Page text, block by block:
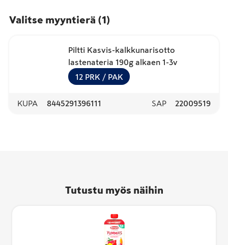
Valitse myyntierä (1 )
Piltti Kasvis-kalkkunarisotto
lastenateria 190g alkaen 1-3v
12 PRK / PAK
KUPA 8445291396111 SAP 22009519
Tutustu myös näihin